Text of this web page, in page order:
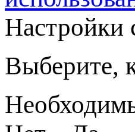
Настройки
Выберите,